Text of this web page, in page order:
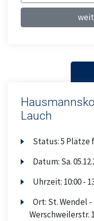
Lauch
Status:5 Plätze
Datum: Sa.
Uhrzeit: 10:00 -
Ort: St. Wendel
Werschweilerstr.